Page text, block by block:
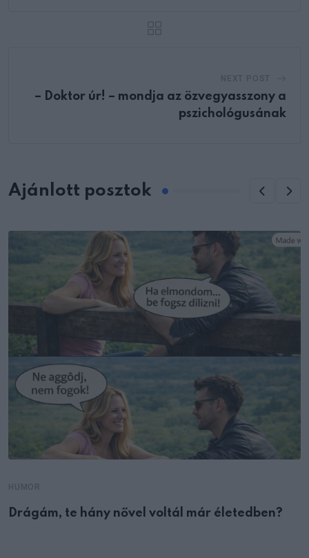
– Doktor úr! – mondja az özvegyasszony a
pszichológusának
Ajánlott posztok
Drágám, te hány nővel voltál már életedben?